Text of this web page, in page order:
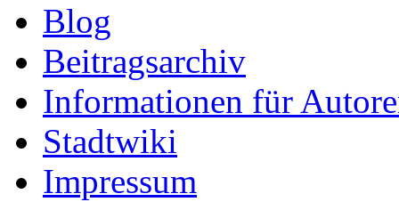
Blog
Beitragsarchiv
Informationen für
Stadtwiki
Impressum